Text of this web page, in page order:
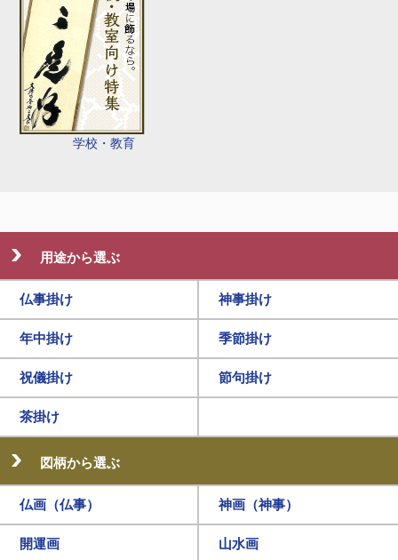
学校・教育
用途から選ぶ
仏事掛け 神事掛け
年中掛け 季節掛け
祝儀掛け 節句掛け
茶掛け
図柄から選ぶ
仏画（仏事） 神画（神事）
開運画 山水画